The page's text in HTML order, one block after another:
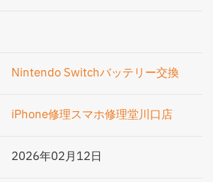
Nintendo Switchバッテリー交換
iPhone修理スマホ修理堂川口店
2026年02月12日